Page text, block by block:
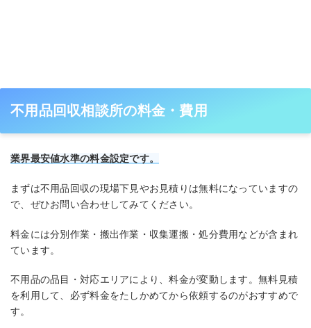
不用品回収相談所の料金・費用
業界最安値水準の料金設定です。
まずは不用品回収の現場下見やお見積りは無料になっていますの
で、ぜひお問い合わせしてみてください。
料金には分別作業・搬出作業・収集運搬・処分費用などが含まれ
ています。
不用品の品目・対応エリアにより、料金が変動します。無料見積
を利用して、必ず料金をたしかめてから依頼するのがおすすめで
す。